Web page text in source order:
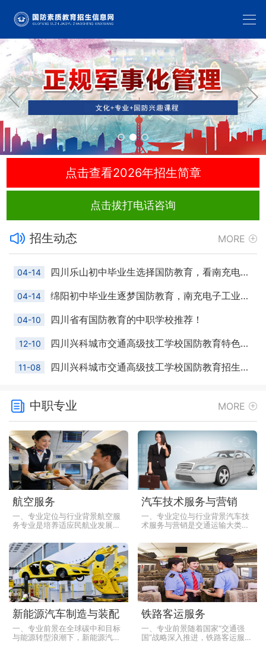
点击查看2026年招生简章
点击拔打电话咨询
招生动态 MORE
04-14 四川乐山初中毕业生选择国防教育，看南充电子工业学校有什么优势
04-14 绵阳初中毕业生逐梦国防教育，南充电子工业学校凭什么成为优选？
04-10 四川省有国防教育的中职学校推荐！
12-10 四川兴科城市交通高级技工学校国防教育特色班全国招生公告
11-08 四川兴科城市交通高级技工学校国防教育招生简介
中职专业 MORE
航空服务
一、专业定位与行业背景航空服
务专业是培养适应民航业发展需
业，涵盖空中乘务、地勤服务、
机场管理等多个方向。随着全球
旅游业和商务交流的增
汽车技术服务与营销
一、专业定位与行业背景汽车技
术服务与营销是交通运输大类下
500210），学制三年，聚焦汽车
后市场服务领域。随着中国汽车
保有量突破3亿辆（
新能源汽车制造与装配
一、专业前景在全球碳中和目标
与能源转型浪潮下，新能源汽车
铁路客运服务
一、专业前景随着国家“交通强
国”战略深入推进，铁路客运服务